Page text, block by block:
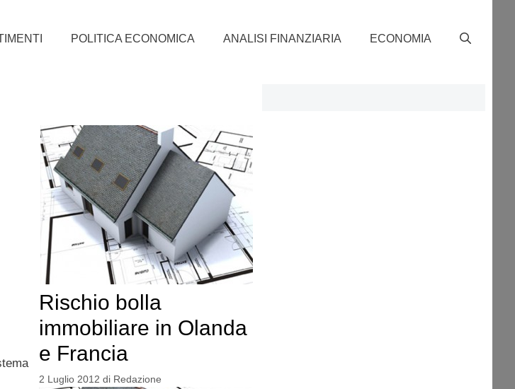
POLITICA ECONOMICA ANALISI FINANZIARIA ECONOMIA
Rischio bolla
immobiliare in Olanda
e Francia
2 Luglio 2012 di Redazione